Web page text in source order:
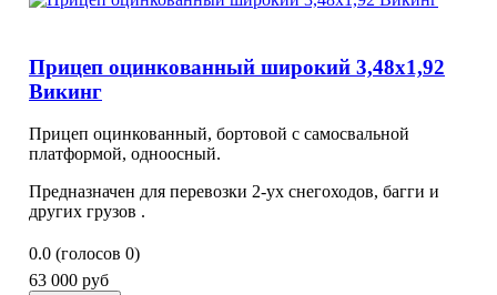
Прицеп оцинкованный широкий 3,48х1,92
Викинг
Прицеп оцинкованный, бортовой с самосвальной
платформой, одноосный.
Предназначен для перевозки 2-ух снегоходов, багги и
других грузов .
0.0 (голосов 0)
63 000 руб